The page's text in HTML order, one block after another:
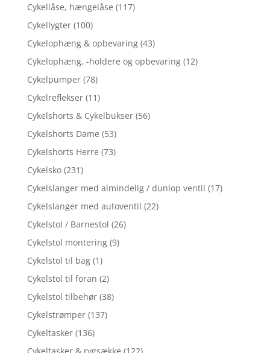
Cykellåse, hængelåse (117)
Cykellygter (100)
Cykelophæng & opbevaring (43)
Cykelophæng, -holdere og opbevaring (12)
Cykelpumper (78)
Cykelreflekser (11)
Cykelshorts & Cykelbukser (56)
Cykelshorts Dame (53)
Cykelshorts Herre (73)
Cykelsko (231)
Cykelslanger med almindelig / dunlop ventil (17)
Cykelslanger med autoventil (22)
Cykelstol / Barnestol (26)
Cykelstol montering (9)
Cykelstol til bag (1)
Cykelstol til foran (2)
Cykelstol tilbehør (38)
Cykelstrømper (137)
Cykeltasker (136)